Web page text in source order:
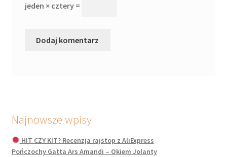
jeden × cztery =
Najnowsze wpisy
HIT CZY KIT? Recenzja rajstop z AliExpress
Pończochy Gatta Ars Amandi – Okiem Jolanty